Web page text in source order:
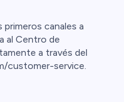
canales a
al Centro de
a través del
customer-service.